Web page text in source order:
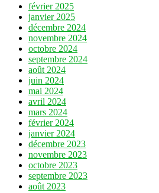
février 2025
janvier 2025
décembre 2024
novembre 2024
octobre 2024
septembre 2024
août 2024
juin 2024
mai 2024
avril 2024
mars 2024
février 2024
janvier 2024
décembre 2023
novembre 2023
octobre 2023
septembre 2023
août 2023